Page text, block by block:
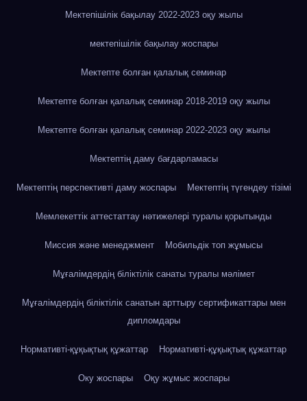
Мектепішілік бақылау 2022-2023 оқу жылы
мектепішілік бақылау жоспары
Мектепте болған қалалық семинар
Мектепте болған қалалық семинар 2018-2019 оқу жылы
Мектепте болған қалалық семинар 2022-2023 оқу жылы
Мектептің даму бағдарламасы
Мектептің перспективті даму жоспары Мектептің түгендеу тізімі
Мемлекеттік аттестаттау нәтижелері туралы қорытынды
Миссия және менеджмент Мобильдік топ жұмысы
Мұғалімдердің біліктілік санаты туралы мәлімет
Мұғалімдердің біліктілік санатын арттыру сертификаттары мен
дипломдары
Нормативті-құқықтық құжаттар Нормативті-құқықтық құжаттар
Оку жоспары Оқу жұмыс жоспары